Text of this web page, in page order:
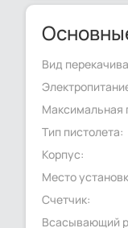
Вид
Максимальная
Тип пистолета:
Корпус:
Место
Счетчик:
Всасывающий